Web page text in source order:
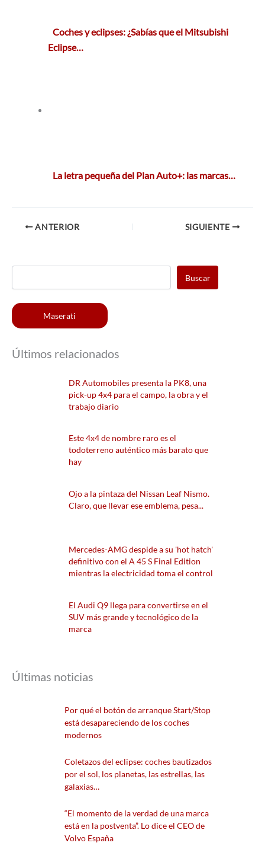
Coches y eclipses: ¿Sabías que el Mitsubishi
Eclipse…
La letra pequeña del Plan Auto+: las marcas…
ANTERIOR SIGUIENTE
Buscar
Maserati
Últimos relacionados
DR Automobiles presenta la PK8, una
pick-up 4x4 para el campo, la obra y el
trabajo diario
Este 4x4 de nombre raro es el
todoterreno auténtico más barato que
hay
Ojo a la pintaza del Nissan Leaf Nismo.
Claro, que llevar ese emblema, pesa...
Mercedes-AMG despide a su 'hot hatch'
definitivo con el A 45 S Final Edition
mientras la electricidad toma el control
El Audi Q9 llega para convertirse en el
SUV más grande y tecnológico de la
marca
Últimas noticias
Por qué el botón de arranque Start/Stop
está desapareciendo de los coches
modernos
Coletazos del eclipse: coches bautizados
por el sol, los planetas, las estrellas, las
galaxias…
“El momento de la verdad de una marca
está en la postventa”. Lo dice el CEO de
Volvo España